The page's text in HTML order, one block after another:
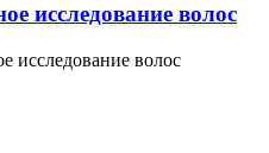
исследование волос